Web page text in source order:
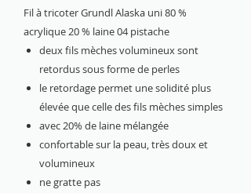
Fil à tricoter Grundl Alaska uni 80 %
acrylique 20 % laine 04 pistache
deux fils mèches volumineux sont
retordus sous forme de perles
le retordage permet une solidité plus
élevée que celle des fils mèches simples
avec 20% de laine mélangée
confortable sur la peau, très doux et
volumineux
ne gratte pas